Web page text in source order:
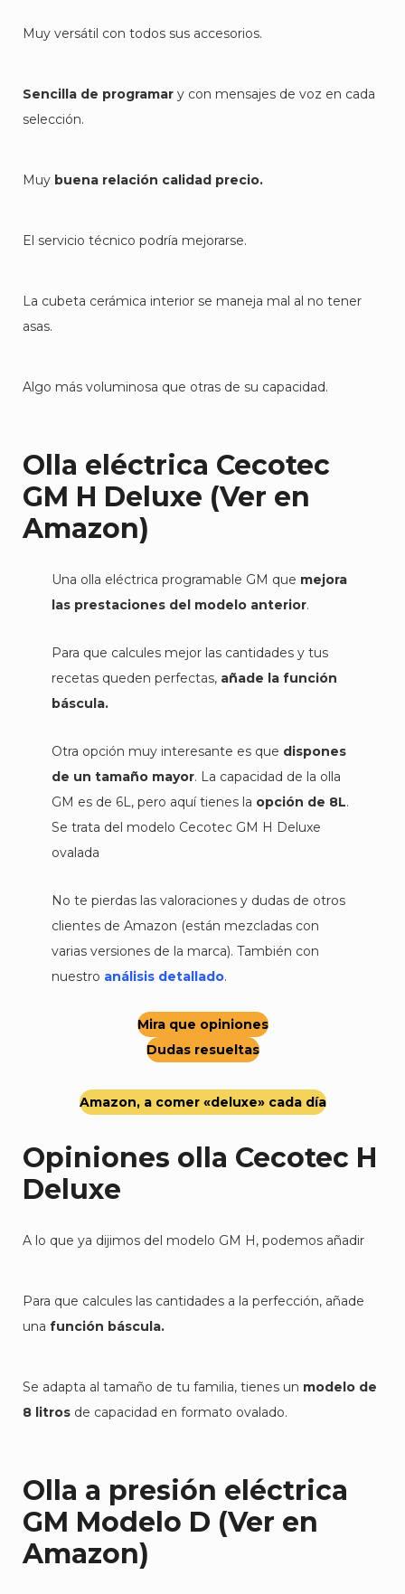
Muy versátil con todos sus accesorios.
Sencilla de programar y con mensajes de voz en cada
selección.
Muy buena relación calidad precio.
El servicio técnico podría mejorarse.
La cubeta cerámica interior se maneja mal al no tener
asas.
Algo más voluminosa que otras de su capacidad.
Olla eléctrica Cecotec
GM H Deluxe (Ver en
Amazon)
Una olla eléctrica programable GM que mejora
las prestaciones del modelo anterior.
Para que calcules mejor las cantidades y tus
recetas queden perfectas, añade la función
báscula.
Otra opción muy interesante es que dispones
de un tamaño mayor. La capacidad de la olla
GM es de 6L, pero aquí tienes la opción de 8L.
Se trata del modelo Cecotec GM H Deluxe
ovalada
No te pierdas las valoraciones y dudas de otros
clientes de Amazon (están mezcladas con
varias versiones de la marca). También con
nuestro análisis detallado.
Mira que opiniones
Dudas resueltas
Amazon, a comer «deluxe» cada día
Opiniones olla Cecotec H
Deluxe
A lo que ya dijimos del modelo GM H, podemos añadir
Para que calcules las cantidades a la perfección, añade
una función báscula.
Se adapta al tamaño de tu familia, tienes un modelo de
8 litros de capacidad en formato ovalado.
Olla a presión eléctrica
GM Modelo D (Ver en
Amazon)